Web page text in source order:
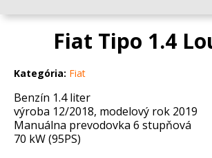
Fiat Tipo 1.4
Kategória: Fiat
Benzín 1.4 liter
výroba 12/2018, modelový rok 2019
Manuálna prevodovka 6 stupňová
70 kW (95PS)